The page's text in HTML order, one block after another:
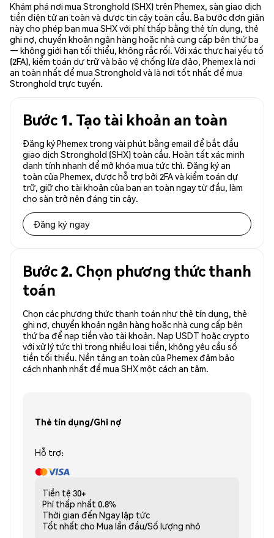
Khám phá nơi mua Stronghold (SHX) trên Phemex, sàn giao dịch
tiền điện tử an toàn và được tin cậy toàn cầu. Ba bước đơn giản
này cho phép bạn mua SHX với phí thấp bằng thẻ tín dụng, thẻ
ghi nợ, chuyển khoản ngân hàng hoặc nhà cung cấp bên thứ ba
— không giới hạn tối thiểu, không rắc rối. Với xác thực hai yếu tố
(2FA), kiểm toán dự trữ và bảo vệ chống lừa đảo, Phemex là nơi
an toàn nhất để mua Stronghold và là nơi tốt nhất để mua
Stronghold trực tuyến.
Bước 1. Tạo tài khoản an toàn
Đăng ký Phemex trong vài phút bằng email để bắt đầu
giao dịch Stronghold (SHX) toàn cầu. Hoàn tất xác minh
danh tính nhanh để mở khóa mua tức thì. Đăng ký an
toàn của Phemex, được hỗ trợ bởi 2FA và kiểm toán dự
trữ, giữ cho tài khoản của bạn an toàn ngay từ đầu, làm
cho sàn trở nên đáng tin cậy.
Đăng ký ngay
Bước 2. Chọn phương thức thanh
toán
Chọn các phương thức thanh toán như thẻ tín dụng, thẻ
ghi nợ, chuyển khoản ngân hàng hoặc nhà cung cấp bên
thứ ba để nạp tiền vào tài khoản. Nạp USDT hoặc crypto
với xử lý tức thì trong nhiều loại tiền, không yêu cầu số
tiền tối thiểu. Nền tảng an toàn của Phemex đảm bảo
cách nhanh nhất để mua SHX một cách an tâm.
Thẻ tín dụng/Ghi nợ
Hỗ trợ:
Tiền tệ 30+
Phí thấp nhất 0.8%
Thời gian đến Ngay lập tức
Tốt nhất cho Mua lần đầu/Số lượng nhỏ